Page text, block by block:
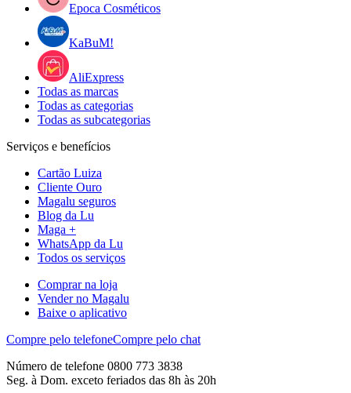
Epoca Cosméticos
KaBuM!
AliExpress
Todas as marcas
Todas as categorias
Todas as subcategorias
Serviços e benefícios
Cartão Luiza
Cliente Ouro
Magalu seguros
Blog da Lu
Maga +
WhatsApp da Lu
Todos os serviços
Comprar na loja
Vender no Magalu
Baixe o aplicativo
Compre pelo telefoneCompre pelo chat
Número de telefone 0800 773 3838
Seg. à Dom. exceto feriados das 8h às 20h